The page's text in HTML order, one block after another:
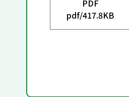
PDF
pdf/417.8KB